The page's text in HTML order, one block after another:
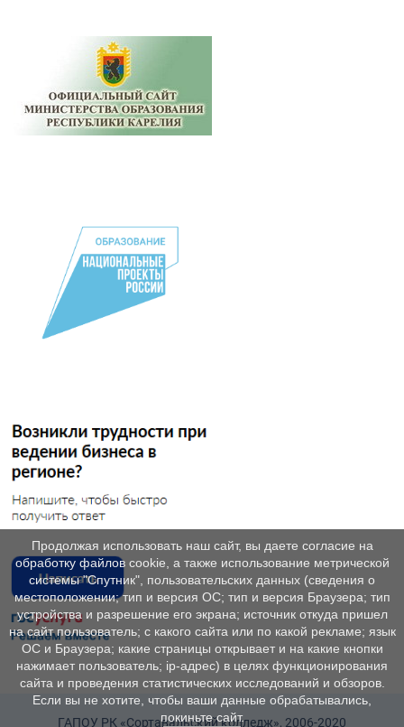
ГАПОУ РК «Сортавальский колледж», 2006-2020
Продолжая использовать наш сайт, вы даете согласие на
обработку файлов cookie, а также использование метрической
системы "Спутник", пользовательских данных (сведения о
местоположении; тип и версия ОС; тип и версия Браузера; тип
устройства и разрешение его экрана; источник откуда пришел
на сайт пользователь; с какого сайта или по какой рекламе; язык
ОС и Браузера; какие страницы открывает и на какие кнопки
нажимает пользователь; ip-адрес) в целях функционирования
сайта и проведения статистических исследований и обзоров.
Если вы не хотите, чтобы ваши данные обрабатывались,
покиньте сайт.